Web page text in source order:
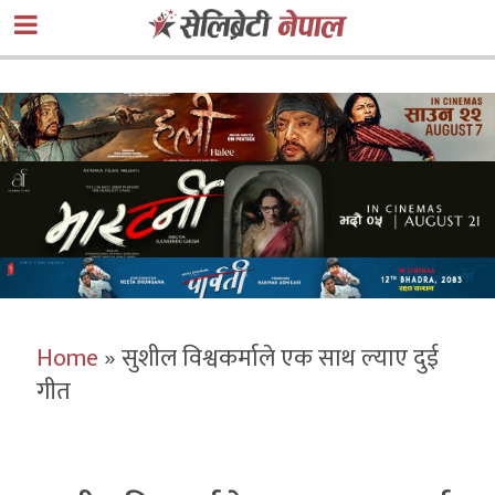
Home»सुशील विश्वकर्माले एक साथ ल्याए दुई
गीत